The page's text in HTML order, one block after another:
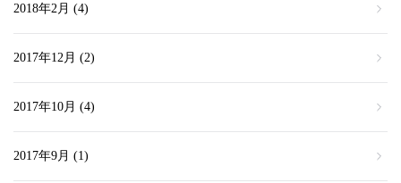
2018年2月 (4)
2017年12月 (2)
2017年10月 (4)
2017年9月 (1)